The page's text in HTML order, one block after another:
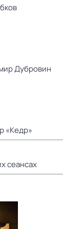
Дубровин
«Кедр»
сеансах